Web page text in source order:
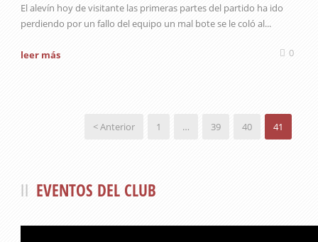
El alevín hoy de visitante las primeras partes del partido ha ido
perdiendo por un fallo del equipo un mal bote se le coló al...
leer más 0
< Anterior 1 … 39 40 41
EVENTOS DEL CLUB